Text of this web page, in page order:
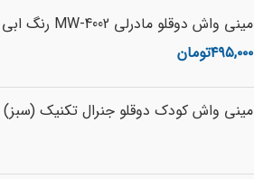
مینی واش دوقلو مادرلی MW-4002 رنگ ابی
۴۹۵,۰۰۰تومان
مینی واش کودک دوقلو جنرال تکنیک (سبز) 4010